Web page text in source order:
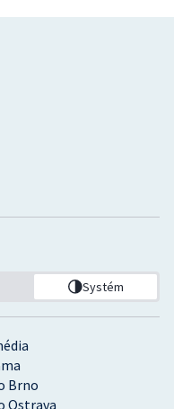
Brno
Ostrava
Systém